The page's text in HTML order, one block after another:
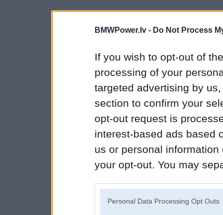
BMWPower.lv - Do Not Process
If you wish to opt-out of
processing of your
targeted advertising by
section to confirm your
opt-out request is
interest-based ads based
us or personal
your opt-out. You may
Personal Data Processing Opt Outs